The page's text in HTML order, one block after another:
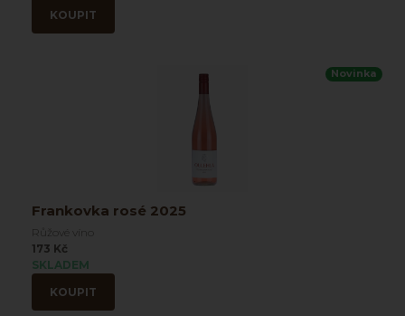
KOUPIT
Novinka
Frankovka rosé 2025
Růžové víno
173 Kč
SKLADEM
KOUPIT